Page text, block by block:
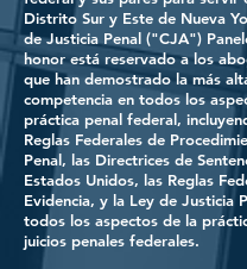
Distrito Sur y Este de Nueva
de Justicia Penal ("CJA")
honor está reservado a los
que han demostrado la más
competencia en todos los
práctica penal federal,
Reglas Federales de
Penal, las Directrices de
Estados Unidos, las Reglas
Evidencia, y la Ley de Justicia
todos los aspectos de la
juicios penales federales.